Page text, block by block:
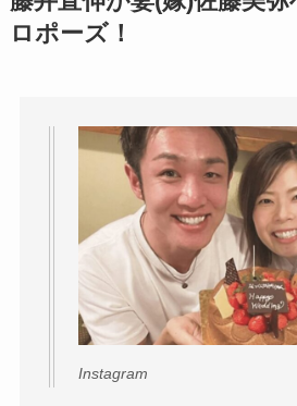
ロポーズ！
Instagram